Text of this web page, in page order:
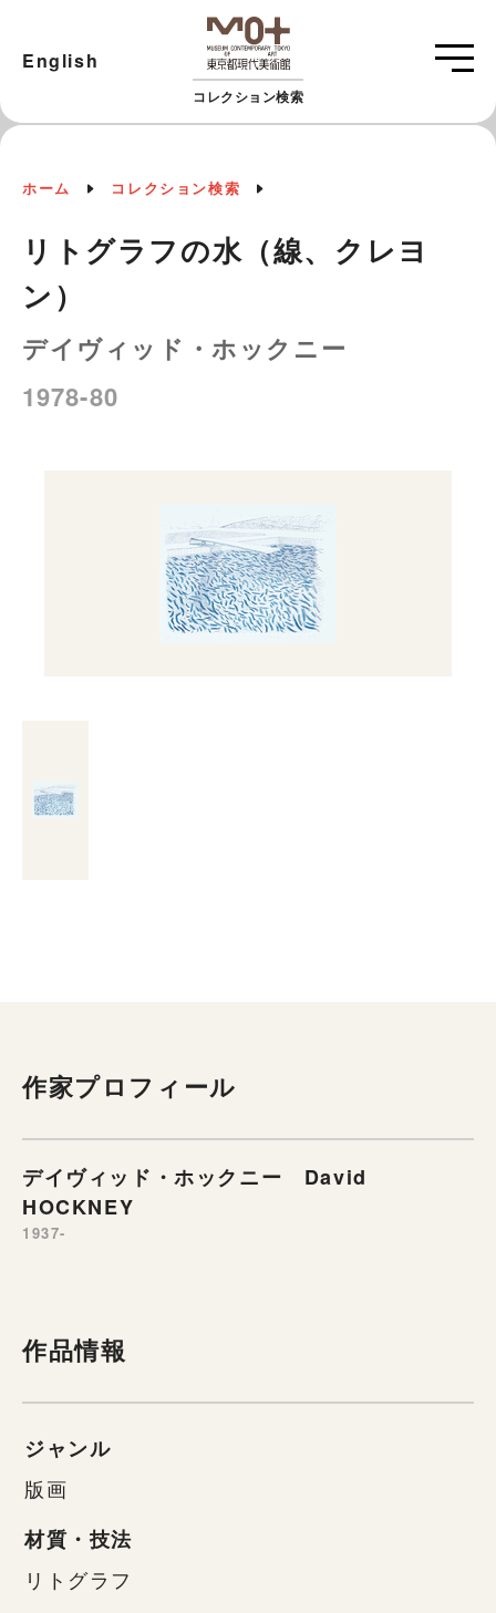
コレクション検索
English
ホーム コレクション検索
リトグラフの水（線、クレヨ
ン）
デイヴィッド・ホックニー
1978-80
作家プロフィール
デイヴィッド・ホックニー David
HOCKNEY
1937-
作品情報
ジャンル
版画
材質・技法
リトグラフ